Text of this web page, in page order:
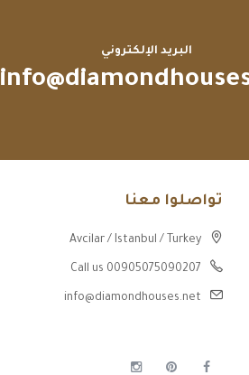
البريد الإلكتروني
تواصلوا معنا
Avcilar / Istanbul / Turkey
Call us 00905075090207
info@diamondhouses.net